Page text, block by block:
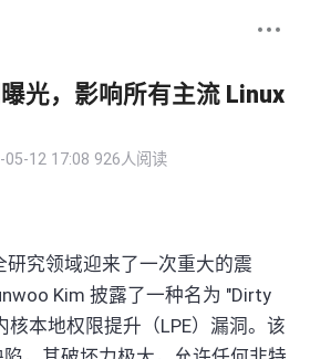
光，影响所有主流 Linux
05-12 17:08 926人阅读
研究领域迎来了一次重大的震
Kim 披露了一种名为 "Dirty
核本地权限提升（LPE）漏洞。该